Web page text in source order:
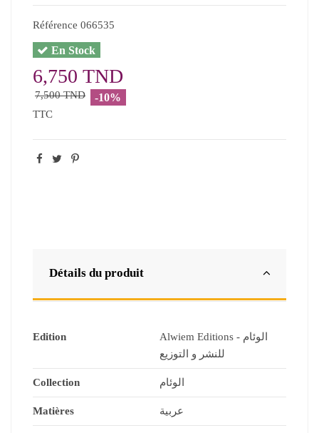
Référence 066535
En Stock
6,750 TND
7,500 TND -10%
TTC
Détails du produit
Edition
Alwiem Editions - الوئام
للنشر و التوزيع
Collection الوئام
Matières عربية